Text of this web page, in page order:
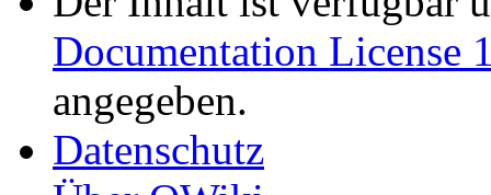
Documentation License
angegeben.
Datenschutz